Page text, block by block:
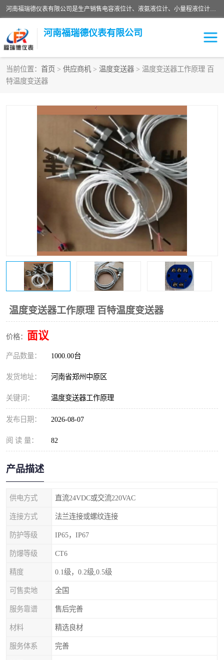
河南福瑞德仪表有限公司是生产销售电容液位计、液氨液位计、小量程液位计定制、智能锅炉水位计、液氮液位计等；并在产品开发、研制的过程中，吸取国内外仪器仪表的技术精华，建立了一支高、精、尖的科研开发队伍，使产品性能不断升级。
河南福瑞德仪表有限公司
当前位置： 首页 > 供应商机 > 温度变送器 > 温度变送器工作原理 百
特温度变送器
温度变送器工作原理 百特温度变送器
价格： 面议
产品数量： 1000.00台
发货地址： 河南省郑州中原区
关键词： 温度变送器工作原理
发布日期： 2026-08-07
阅 读 量： 82
产品描述
供电方式 直流24VDC或交流220VAC
连接方式 法兰连接或螺纹连接
防护等级 IP65，IP67
防爆等级 CT6
精度 0.1级，0.2级,0.5级
可售卖地 全国
服务靠谱 售后完善
材料 精选良材
服务体系 完善
液位计
智能仪表 液氮液位计
差压变送器 液位计传感器定制
物位计
测漏仪
温度变送器 锅炉水位计
智能锅炉水位计 电容液位计
流量仪表 加油站液位仪